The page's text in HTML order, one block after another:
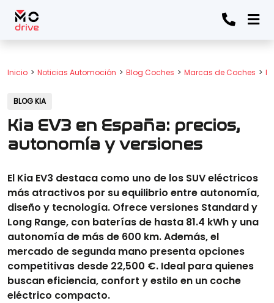
Inicio Noticias Automoción Blog Coches Marcas de Coches
BLOG KIA
Kia EV3 en España: precios,
autonomía y versiones
El Kia EV3 destaca como uno de los SUV eléctricos
más atractivos por su equilibrio entre autonomía,
diseño y tecnología. Ofrece versiones Standard y
Long Range, con baterías de hasta 81.4 kWh y una
autonomía de más de 600 km. Además, el
mercado de segunda mano presenta opciones
competitivas desde 22,500 €. Ideal para quienes
buscan eficiencia, confort y estilo en un coche
eléctrico compacto.